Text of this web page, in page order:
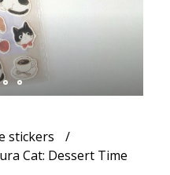
stickers
Cat: Dessert Time